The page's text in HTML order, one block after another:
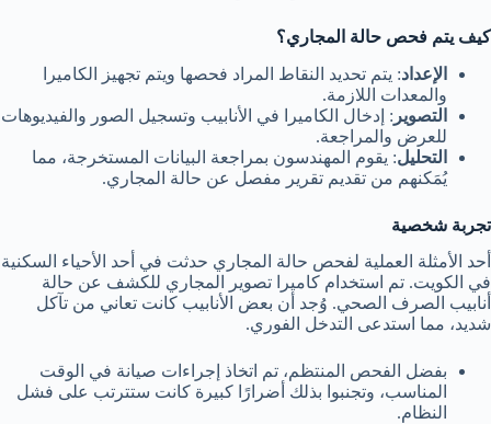
كيف يتم فحص حالة المجاري؟
الإعداد: يتم تحديد النقاط المراد فحصها ويتم تجهيز الكاميرا
والمعدات اللازمة.
التصوير : إدخال الكاميرا في الأنابيب وتسجيل الصور والفيديوهات
للعرض والمراجعة.
التحليل: يقوم المهندسون بمراجعة البيانات المستخرجة، مما
يُمَكنهم من تقديم تقرير مفصل عن حالة المجاري.
تجربة شخصية
أحد الأمثلة العملية لفحص حالة المجاري حدثت في أحد الأحياء السكنية
في الكويت. تم استخدام كاميرا تصوير المجاري للكشف عن حالة
أنابيب الصرف الصحي. وُجد أن بعض الأنابيب كانت تعاني من تآكل
شديد، مما استدعى التدخل الفوري.
بفضل الفحص المنتظم، تم اتخاذ إجراءات صيانة في الوقت
المناسب، وتجنبوا بذلك أضرارًا كبيرة كانت ستترتب على فشل
النظام.